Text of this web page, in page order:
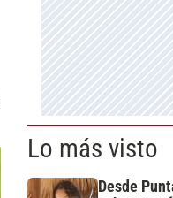
Lo más visto
Desde